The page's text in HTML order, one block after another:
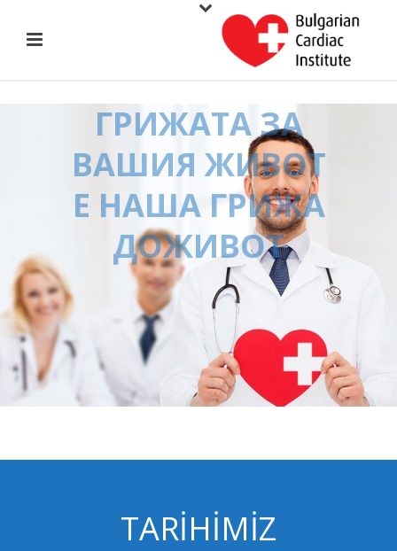
ГРИЖАТА ЗА
ВАШИЯ ЖИВОТ
Е НАША ГРИЖА
ДОЖИВОТ
TARIHIMIZ